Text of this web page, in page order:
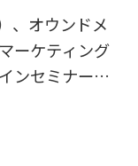
、オウンドメ
ーケティング
ンセミナー、
。今回のゲス
ンニュース通
重達也氏。